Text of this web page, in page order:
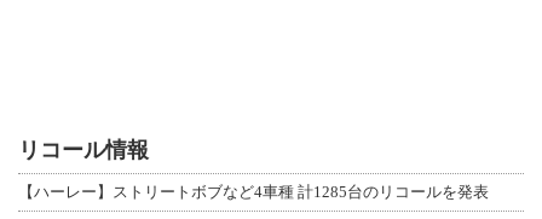
リコール情報
【ハーレー】ストリートボブなど4車種 計1285台のリコールを発表